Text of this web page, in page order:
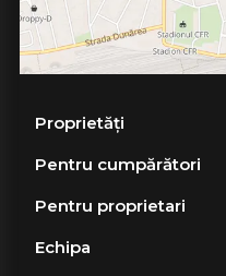
Proprietăți
Pentru cumpărători
Pentru proprietari
Echipa